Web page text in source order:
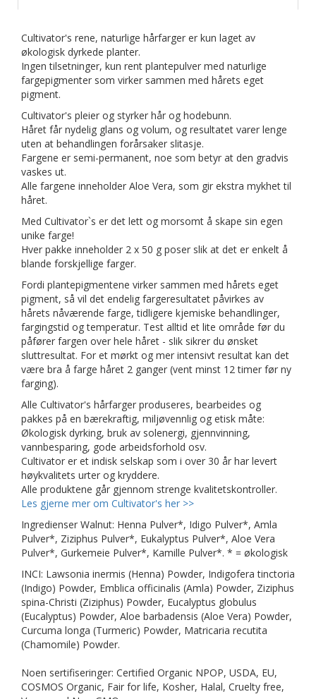
Cultivator's rene, naturlige hårfarger er kun laget av
økologisk dyrkede planter.
Ingen tilsetninger, kun rent plantepulver med naturlige
fargepigmenter som virker sammen med hårets eget
pigment.
Cultivator's pleier og styrker hår og hodebunn.
Håret får nydelig glans og volum, og resultatet varer lenge
uten at behandlingen forårsaker slitasje.
Fargene er semi-permanent, noe som betyr at den gradvis
vaskes ut.
Alle fargene inneholder Aloe Vera, som gir ekstra mykhet til
håret.
Med Cultivator`s er det lett og morsomt å skape sin egen
unike farge!
Hver pakke inneholder 2 x 50 g poser slik at det er enkelt å
blande forskjellige farger.
Fordi plantepigmentene virker sammen med hårets eget
pigment, så vil det endelig fargeresultatet påvirkes av
hårets nåværende farge, tidligere kjemiske behandlinger,
fargingstid og temperatur. Test alltid et lite område før du
påfører fargen over hele håret - slik sikrer du ønsket
sluttresultat. For et mørkt og mer intensivt resultat kan det
være bra å farge håret 2 ganger (vent minst 12 timer før ny
farging).
Alle Cultivator's hårfarger produseres, bearbeides og
pakkes på en bærekraftig, miljøvennlig og etisk måte:
Økologisk dyrking, bruk av solenergi, gjennvinning,
vannbesparing, gode arbeidsforhold osv.
Cultivator er et indisk selskap som i over 30 år har levert
høykvalitets urter og kryddere.
Alle produktene går gjennom strenge kvalitetskontroller.
Les gjerne mer om Cultivator's her >>
Ingredienser Walnut: Henna Pulver*, Idigo Pulver*, Amla
Pulver*, Ziziphus Pulver*, Eukalyptus Pulver*, Aloe Vera
Pulver*, Gurkemeie Pulver*, Kamille Pulver*. * = økologisk
INCI: Lawsonia inermis (Henna) Powder, Indigofera tinctoria
(Indigo) Powder, Emblica officinalis (Amla) Powder, Ziziphus
spina-Christi (Ziziphus) Powder, Eucalyptus globulus
(Eucalyptus) Powder, Aloe barbadensis (Aloe Vera) Powder,
Curcuma longa (Turmeric) Powder, Matricaria recutita
(Chamomile) Powder.
Noen sertifiseringer: Certified Organic NPOP, USDA, EU,
COSMOS Organic, Fair for life, Kosher, Halal, Cruelty free,